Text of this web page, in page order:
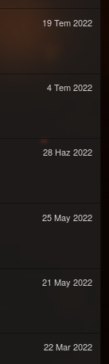
19 Tem 2022
4 Tem 2022
28 Haz 2022
25 May 2022
21 May 2022
22 Mar 2022